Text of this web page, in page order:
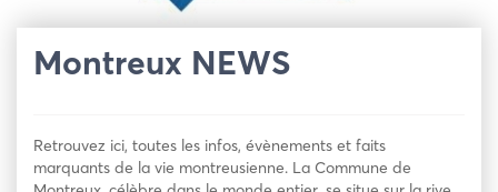
Montreux NEWS
Retrouvez ici, toutes les infos, évènements et faits
marquants de la vie montreusienne. La Commune de